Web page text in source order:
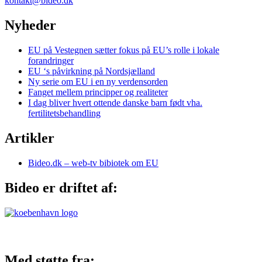
Nyheder
EU på Vestegnen sætter fokus på EU’s rolle i lokale
forandringer
EU ‘s påvirkning på Nordsjælland
Ny serie om EU i en ny verdensorden
Fanget mellem principper og realiteter
I dag bliver hvert ottende danske barn født vha.
fertilitetsbehandling
Artikler
Bideo.dk – web-tv bibiotek om EU
Bideo er driftet af: